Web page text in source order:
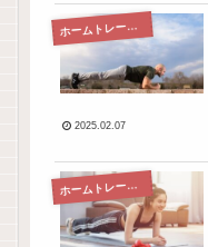
ホ
ームトレーニング
2025.02.07
ホ
ームトレーニング